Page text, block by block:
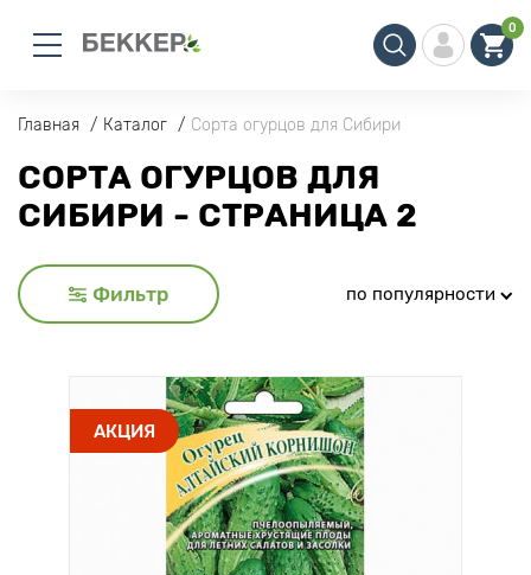
0
Главная Каталог Сорта огурцов для Сибири
СОРТА ОГУРЦОВ ДЛЯ
СИБИРИ - СТРАНИЦА 2
Фильтр по популярности
АКЦИЯ